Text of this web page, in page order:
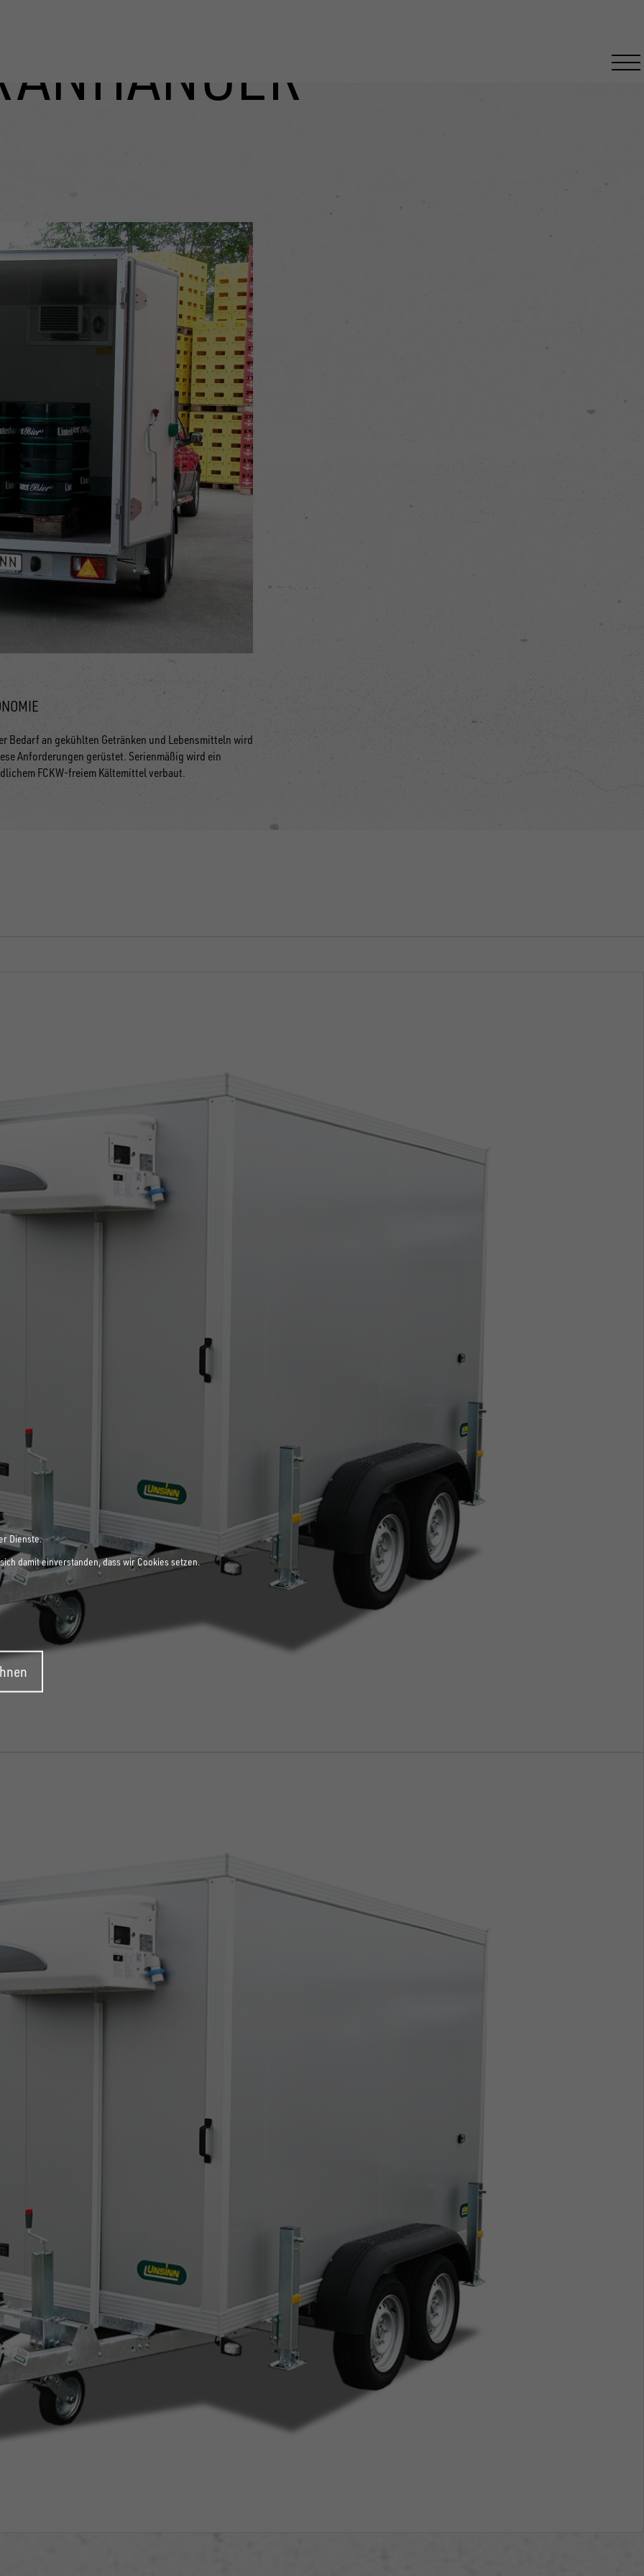
Bedarf an gekühlten Getränken und Lebensmitteln wird
Anforderungen gerüstet. Serienmäßig wird ein
FCKW-freiem Kältemittel verbaut.
Dienste.
damit einverstanden, dass wir Cookies setzen.